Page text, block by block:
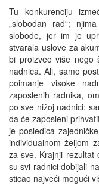
Tu konkurenciju
„slobodan rad“;
slobode, jer im je
stvarala uslove za
bi proizveo više nego
nadnica. Ali, samo
poimanje visoke
zaposlenih radnika,
po sve nižoj nadnici;
da će zaposleni
je posledica
individualnom željom
za sve. Krajnji rezultat
su svi radnici dobijali
sticao najveći mogući